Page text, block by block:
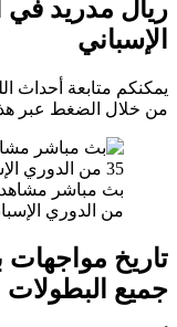
متابعة أحداث اللقاء
الضغط عبر هذا
الدوري الإسباني
مواجهات
البطولات